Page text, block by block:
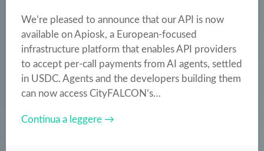
We’re pleased to announce that our API is now
available on Apiosk, a European-focused
infrastructure platform that enables API providers
to accept per-call payments from AI agents, settled
in USDC. Agents and the developers building them
can now access CityFALCON’s…
Continua a leggere →